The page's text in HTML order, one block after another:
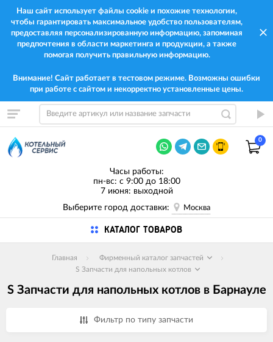
Наш сайт использует файлы cookie и похожие технологии,
чтобы гарантировать максимальное удобство пользователям,
предоставляя персонализированную информацию, запоминая
предпочтения в области маркетинга и продукции, а также
помогая получить правильную информацию.
Внимание! Сайт работает в тестовом режиме. Возможны ошибки
при работе с сайтом и некорректно установленные цены.
0
Часы работы:
пн-вс: с 9:00 до 18:00
7 июня: выходной
Выберите город доставки:
Москва
КАТАЛОГ ТОВАРОВ
Главная
Фирменный каталог запчастей
S Запчасти для напольных котлов
S Запчасти для напольных котлов в Барнауле
Фильтр по типу запчасти